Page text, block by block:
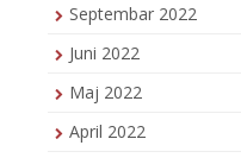
Septembar 2022
Juni 2022
Maj 2022
April 2022